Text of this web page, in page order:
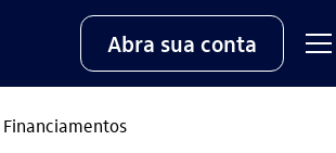
Abra sua conta